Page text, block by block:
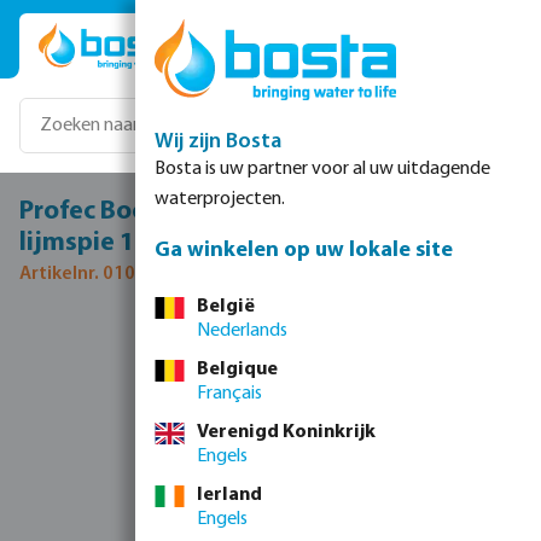
Ga naar de hoofdinhoud
Profec Bocht 15° PVC-U 315 mm lijmmof x
lijmspie 12,5bar grijs type handgevormd
Artikelnr. 0100052
Afbeeldingengalerij overslaan
Wij zijn Bosta
Bosta is uw partner voor al uw uitdagende
waterprojecten.
Ga winkelen op uw lokale site
België
Nederlands
Belgique
Français
Verenigd Koninkrijk
Engels
Ierland
Engels